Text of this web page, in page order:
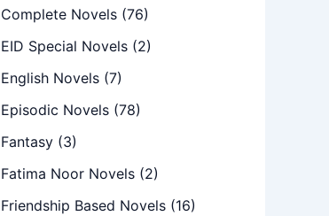
Complete Novels (76)
EID Special Novels (2)
English Novels (7)
Episodic Novels (78)
Fantasy (3)
Fatima Noor Novels (2)
Friendship Based Novels (16)